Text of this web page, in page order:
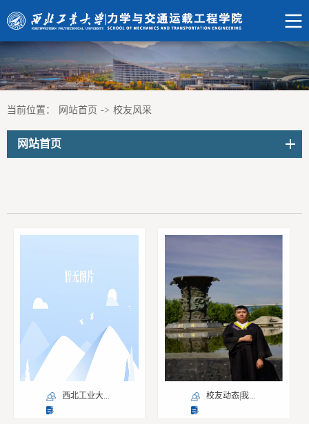
当前位置： 网站首页 -> 校友风采
网站首页
西北工业大... 校友动态|我...